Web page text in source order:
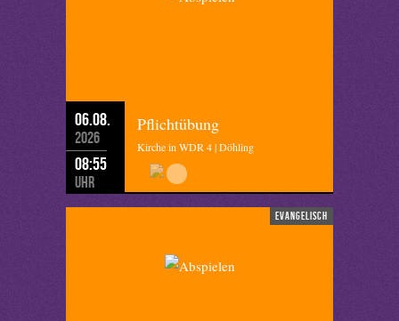
06.08.
2026
08:55
Uhr
Pflichtübung
Kirche in WDR 4 | Döhling
evangelisch